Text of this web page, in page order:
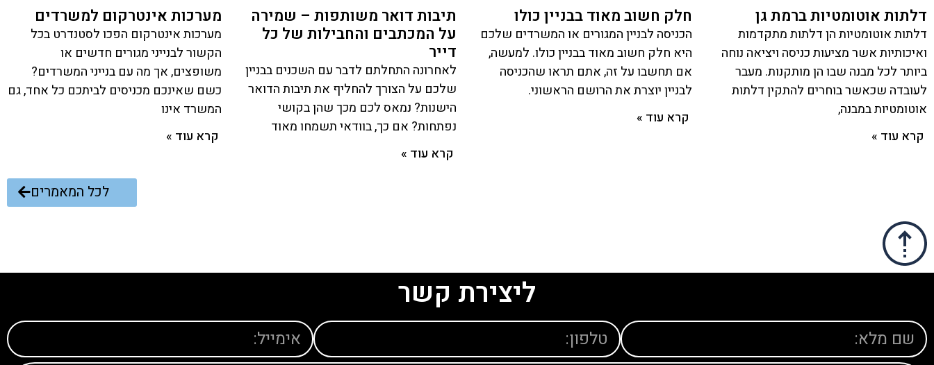
דלתות אוטומטיות ברמת גן
דלתות אוטומטיות הן דלתות מתקדמות
ואיכותיות אשר מציעות כניסה ויציאה נוחה
ביותר לכל מבנה שבו הן מותקנות. מעבר
לעובדה שכאשר בוחרים להתקין דלתות
אוטומטיות במבנה,
קרא עוד »
חלק חשוב מאוד בבניין כולו
הכניסה לבניין המגורים או המשרדים שלכם
היא חלק חשוב מאוד בבניין כולו. למעשה,
אם תחשבו על זה, אתם תראו שהכניסה
לבניין יוצרת את הרושם הראשוני.
קרא עוד »
תיבות דואר משותפות – שמירה
על המכתבים והחבילות של כל
דייר
לאחרונה התחלתם לדבר עם השכנים בבניין
שלכם על הצורך להחליף את תיבות הדואר
הישנות? נמאס לכם מכך שהן בקושי
נפתחות? אם כך, בוודאי תשמחו מאוד
קרא עוד »
מערכות אינטרקום למשרדים
מערכות אינטרקום הפכו לסטנדרט בכל
הקשור לבנייני מגורים חדשים או
משופצים, אך מה עם בנייני המשרדים?
כשם שאינכם מכניסים לביתכם כל אחד, גם
המשרד אינו
קרא עוד »
לכל המאמרים
ליצירת קשר